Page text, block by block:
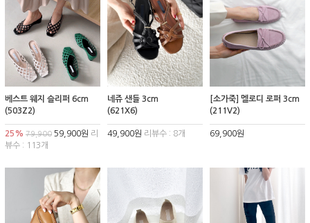
베스트 웨지 슬리퍼 6cm
(503Z2)
25% 79,900 59,900원 리
뷰수 : 113개
네쥬 샌들 3cm
(621X6)
49,900원 리뷰수 : 8개
[소가죽] 멜로디 로퍼 3cm
(211V2)
69,900원